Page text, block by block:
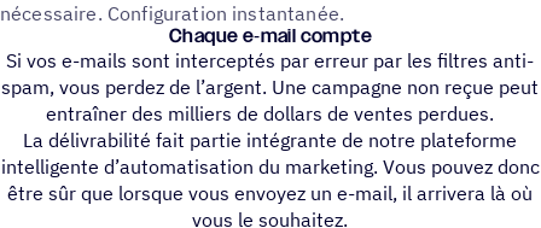
nécessaire. Configuration instantanée.
Chaque e‑mail compte
Si vos e-mails sont interceptés par erreur par les filtres anti-
spam, vous perdez de l’argent. Une campagne non reçue peut
entraîner des milliers de dollars de ventes perdues.
La délivrabilité fait partie intégrante de notre plateforme
intelligente d’automatisation du marketing. Vous pouvez donc
être sûr que lorsque vous envoyez un e-mail, il arrivera là où
vous le souhaitez.